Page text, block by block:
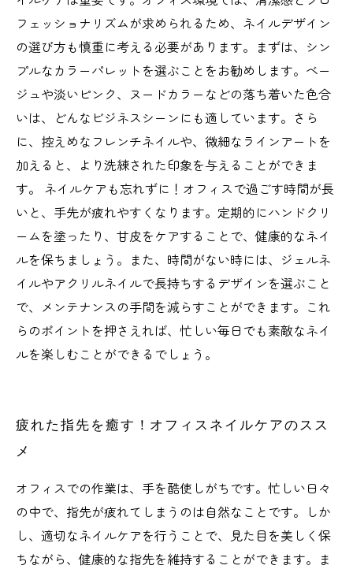
フェッショナリズムが求められるため、ネイルデザイン
の選び方も慎重に考える必要があります。まずは、シン
プルなカラーパレットを選ぶことをお勧めします。ベー
ジュや淡いピンク、ヌードカラーなどの落ち着いた色合
いは、どんなビジネスシーンにも適しています。さら
に、控えめなフレンチネイルや、微細なラインアートを
加えると、より洗練された印象を与えることができま
す。 ネイルケアも忘れずに！オフィスで過ごす時間が長
いと、手先が疲れやすくなります。定期的にハンドクリ
ームを塗ったり、甘皮をケアすることで、健康的なネイ
ルを保ちましょう。また、時間がない時には、ジェルネ
イルやアクリルネイルで長持ちするデザインを選ぶこと
で、メンテナンスの手間を減らすことができます。これ
らのポイントを押さえれば、忙しい毎日でも素敵なネイ
ルを楽しむことができるでしょう。
疲れた指先を癒す！オフィスネイルケアのスス
メ
オフィスでの作業は、手を酷使しがちです。忙しい日々
の中で、指先が疲れてしまうのは自然なことです。しか
し、適切なネイルケアを行うことで、見た目を美しく保
ちながら、健康的な指先を維持することができます。ま